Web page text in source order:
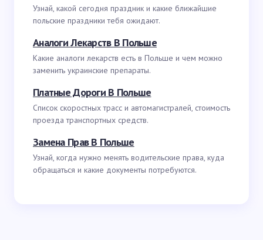
Узнай, какой сегодня праздник и какие ближайшие
польские праздники тебя ожидают.
Аналоги Лекарств В Польше
Какие аналоги лекарств есть в Польше и чем можно
заменить украинские препараты.
Платные Дороги В Польше
Список скоростных трасс и автомагистралей, стоимость
проезда транспортных средств.
Замена Прав В Польше
Узнай, когда нужно менять водительские права, куда
обращаться и какие документы потребуются.